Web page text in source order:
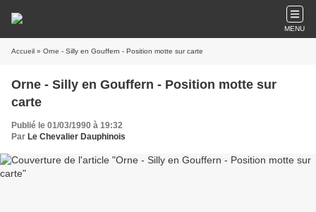
MENU
Accueil » Orne - Silly en Gouffern - Position motte sur carte
Orne - Silly en Gouffern - Position motte sur
carte
Publié le 01/03/1990 à 19:32
Par Le Chevalier Dauphinois